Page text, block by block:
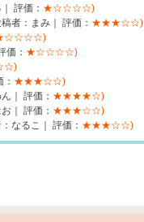
評価： ★☆☆☆☆)
者：まみ｜ 評価： ★★★☆☆)
価： ★☆☆☆☆)
★★★☆☆)
｜ 評価： ★★★★☆)
｜ 評価： ★★★☆☆)
なるこ｜ 評価： ★★★☆☆)